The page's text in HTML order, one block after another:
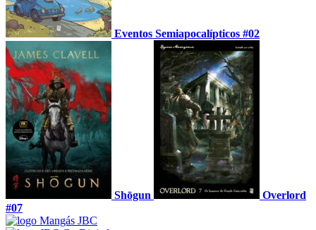
Eventos Semiapocalípticos #02
Shōgun
Overlord
#07